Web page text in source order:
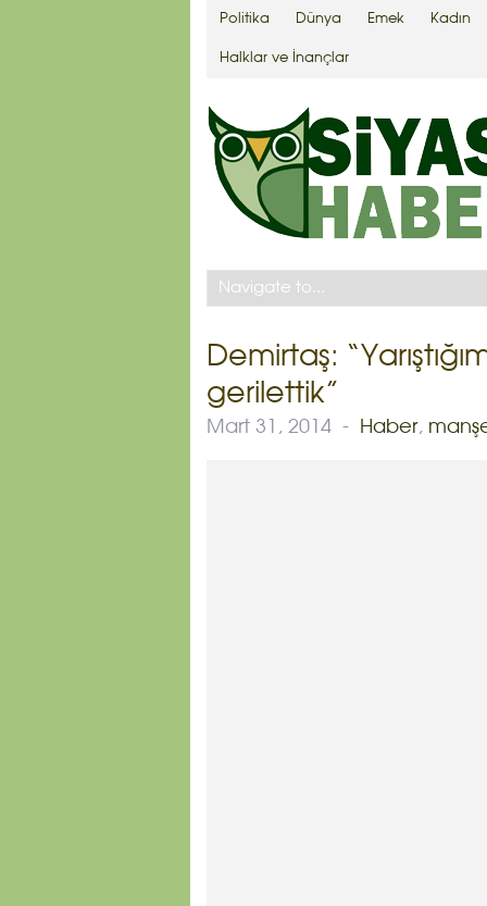
Politika Dünya Emek Kadın
Halklar ve İnançlar
Demirtaş:
gerilettik”
Mart 31, 2014 - Haber,